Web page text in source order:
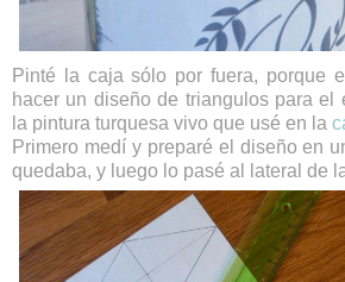
Pinté la caja sólo por fuera, porque
hacer un diseño de triangulos para el
la pintura turquesa vivo que usé en la
Primero medí y preparé el diseño en
quedaba, y luego lo pasé al lateral de